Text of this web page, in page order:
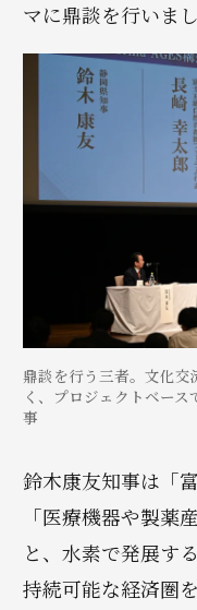
マに鼎談を行いまし
鼎談を行う三者。文化
く、プロジェクトベー
事
鈴木康友知事は「
「医療機器や製薬
と、水素で発展す
持続可能な経済圏